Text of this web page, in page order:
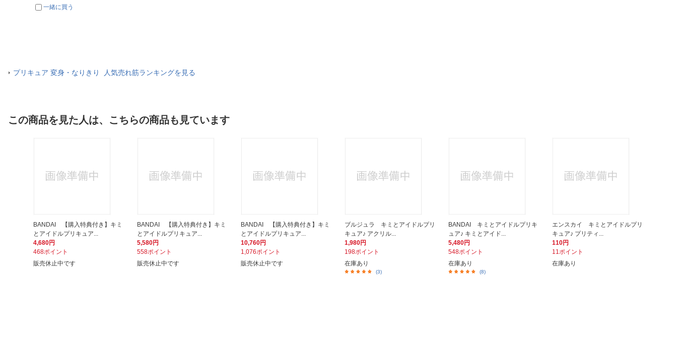
一緒に買う
プリキュア 変身・なりきり 人気売れ筋ランキングを見る
この商品を見た人は、こちらの商品も見ています
BANDAI 【購入特典付き】キミ
とアイドルプリキュア...
4,680円
468ポイント
販売休止中です
BANDAI 【購入特典付き】キミ
とアイドルプリキュア...
5,580円
558ポイント
販売休止中です
BANDAI 【購入特典付き】キミ
とアイドルプリキュア...
10,760円
1,076ポイント
販売休止中です
ブルジュラ キミとアイドルプリ
キュア♪ アクリル...
1,980円
198ポイント
在庫あり
(3)
BANDAI キミとアイドルプリキ
ュア♪ キミとアイド...
5,480円
548ポイント
在庫あり
(8)
エンスカイ キミとアイドルプリ
キュア♪ プリティ...
110円
11ポイント
在庫あり